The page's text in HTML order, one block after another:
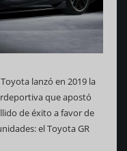
lanzó en 2019 la
que apostó
de éxito a favor de
el Toyota GR